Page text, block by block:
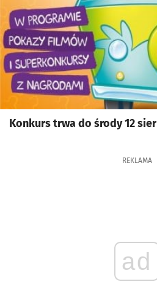
Konkurs trwa do środy 12
REKLAMA
ad